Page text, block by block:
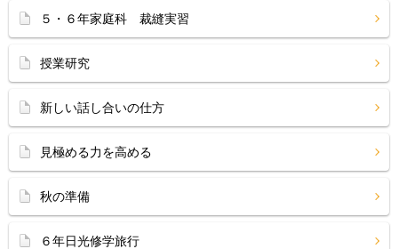
５・６年家庭科 裁縫実習
授業研究
新しい話し合いの仕方
見極める力を高める
秋の準備
６年日光修学旅行